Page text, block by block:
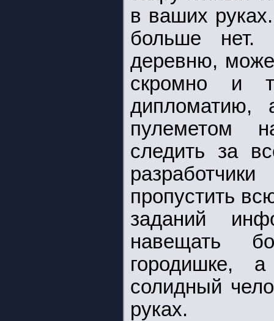
в ваших
больше нет.
деревню,
скромно и
дипломатию,
пулеметом
следить за
пропустить
заданий
навещать
городишке,
солидный
руках.